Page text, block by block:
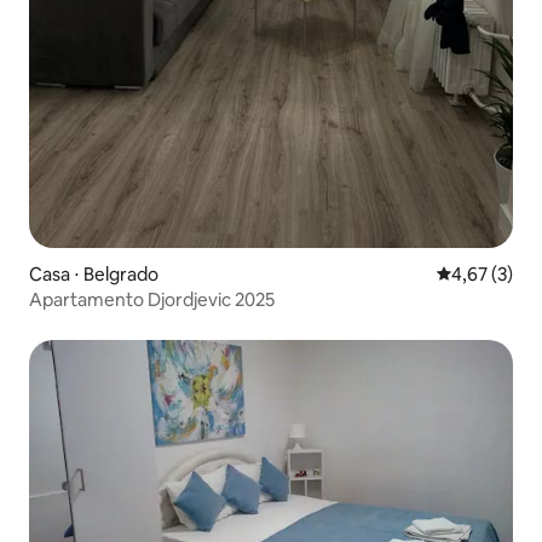
Casa ⋅ Belgrado 4,67 de
4,67 (3)
Apartamento Djordjevic 2025